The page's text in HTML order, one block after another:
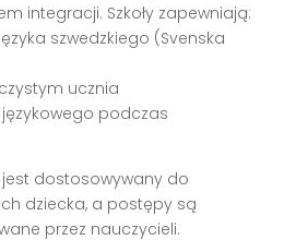
integracji. Szkoły zapewniają:
szwedzkiego (Svenska
ucznia
podczas
dostosowywany do
dziecka, a postępy są
przez nauczycieli.